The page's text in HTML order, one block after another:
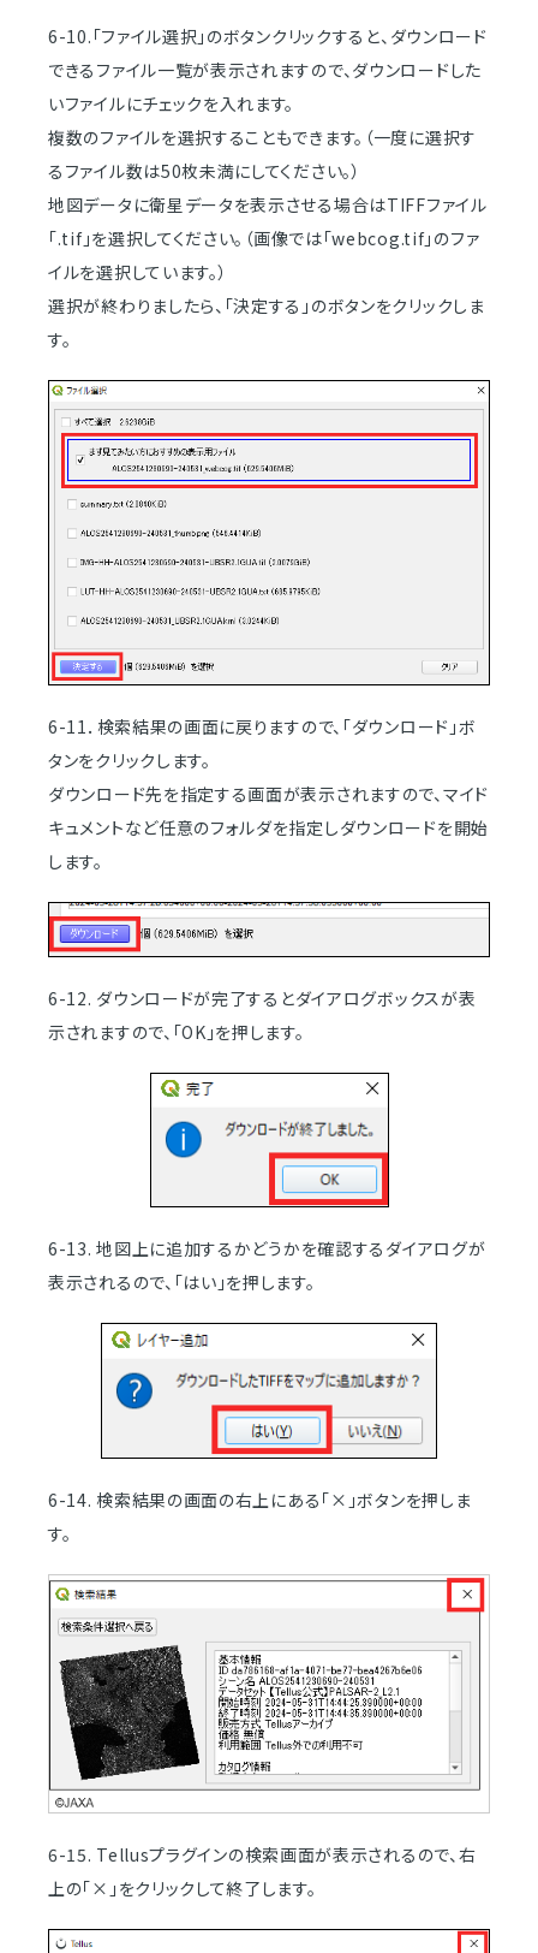
6-10.「ファイル選択」のボタンクリックすると、ダウンロード
できるファイル一覧が表示されますので、ダウンロードした
いファイルにチェックを入れます。
複数のファイルを選択することもできます。（一度に選択す
るファイル数は50枚未満にしてください。）
地図データに衛星データを表示させる場合はTIFFファイル
「.tif」を選択してください。（画像では「webcog.tif」のファ
イルを選択しています。）
選択が終わりましたら、「決定する」のボタンをクリックしま
す。
6-11．検索結果の画面に戻りますので、「ダウンロード」ボ
タンをクリックします。
ダウンロード先を指定する画面が表示されますので、マイド
キュメントなど任意のフォルダを指定しダウンロードを開始
します。
6-12. ダウンロードが完了するとダイアログボックスが表
示されますので、「OK」を押します。
6-13. 地図上に追加するかどうかを確認するダイアログが
表示されるので、「はい」を押します。
6-14. 検索結果の画面の右上にある「×」ボタンを押しま
す。
6-15. Tellusプラグインの検索画面が表示されるので、右
上の「×」をクリックして終了します。